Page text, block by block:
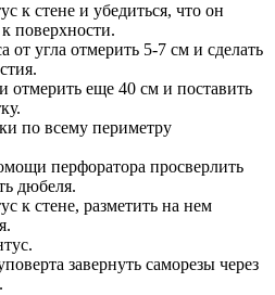
к стене и убедиться, что он
поверхности.
от угла отмерить 5-7 см и сделать
отмерить еще 40 см и поставить
по всему периметру
перфоратора просверлить
дюбеля.
к стене, разметить на нем
завернуть саморезы через